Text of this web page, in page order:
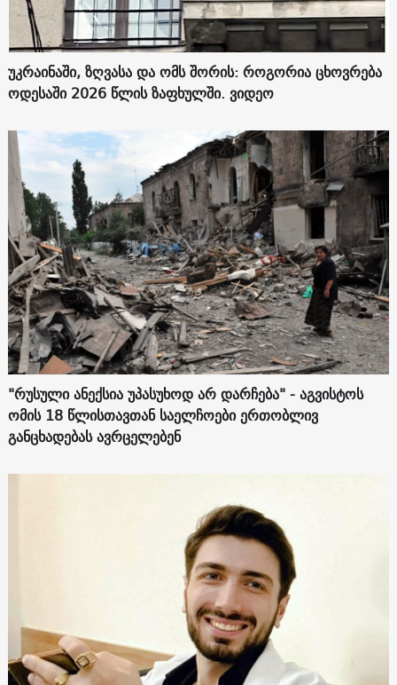
უკრაინაში, ზღვასა და ომს შორის: როგორია ცხოვრება
ოდესაში 2026 წლის ზაფხულში. ვიდეო
"რუსული ანექსია უპასუხოდ არ დარჩება" - აგვისტოს
ომის 18 წლისთავთან საელჩოები ერთობლივ
განცხადებას ავრცელებენ